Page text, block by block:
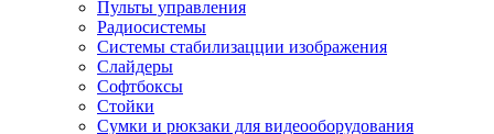
Пульты управления
Радиосистемы
Системы стабилизацции изображения
Слайдеры
Софтбоксы
Стойки
Сумки и рюкзаки для видеооборудования